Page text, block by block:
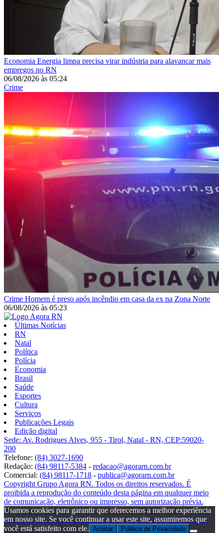
Economia Energia limpa precisa virar indústria para alavancar mais
empregos no RN
06/08/2026 às 05:24
Crime
Crime Homem é preso após incêndio em casa da ex na Zona Norte
06/08/2026 às 05:23
Últimas Notícias
RN
Natal
Política
Polícia
Economia
Brasil
Saúde
Esportes
Cultura
Serviços
Publicações Legais
Edição digital
Sede: Av. Rodrigues Alves, 955 - Tirol, Natal - RN, CEP:59020-
200
Telefone: (84) 3027-1690
Redação: (84) 98117-5384 - redacao@agorarn.com.br
Comercial: (84) 98117-1718 - publica@agorarn.com.br
Copyright Grupo Agora RN. Todos os direitos reservados. É
proibida a reprodução do conteúdo desta página em qualquer meio
de comunicação, eletrônico ou impresso, sem autorização prévia.
Usamos cookies para garantir que oferecemos a melhor experiência
em nosso site. Se você continuar a usar este site, assumiremos que
você está satisfeito com ele. Aceitar Politica de Privacidade